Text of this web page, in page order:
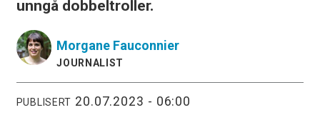
unngå dobbeltroller.
Morgane Fauconnier
JOURNALIST
PUBLISERT 20.07.2023 - 06:00